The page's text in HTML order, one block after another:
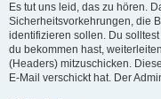
Es tut uns leid, das zu hören.
Sicherheitsvorkehrungen, die
identifizieren sollen. Du
du bekommen hast,
(Headers) mitzuschicken.
E-Mail verschickt hat. Der